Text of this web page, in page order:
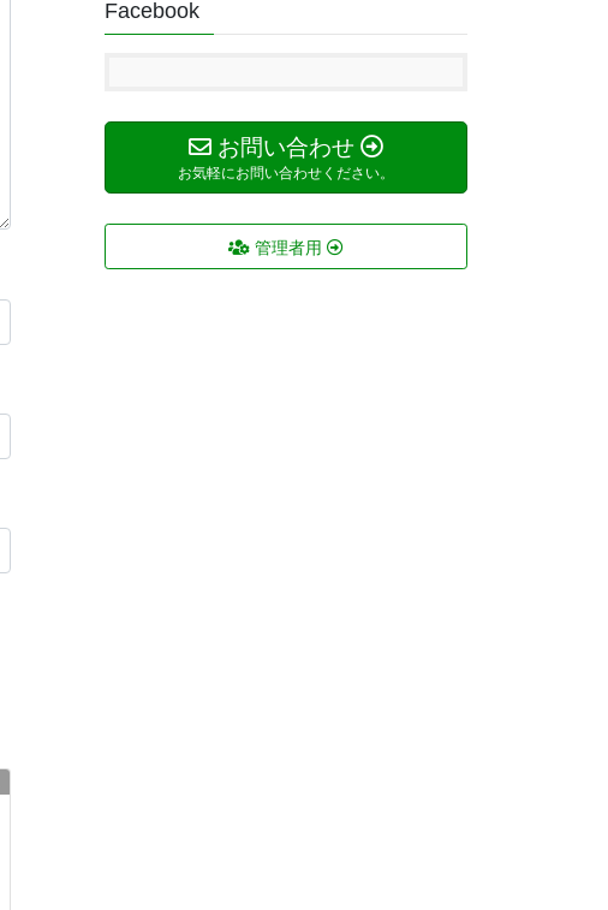
Facebook
お問い合わせ
お気軽にお問い合わせください。
管理者用